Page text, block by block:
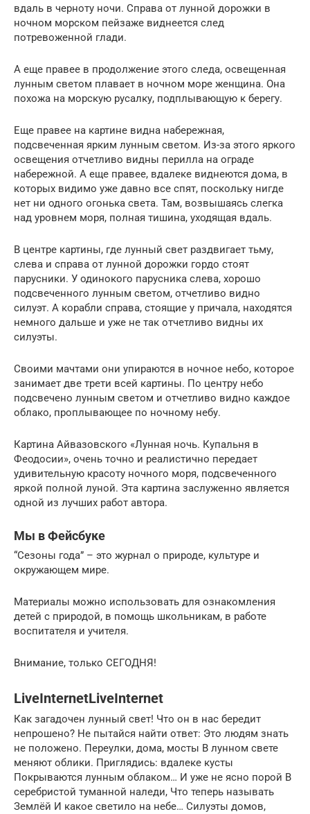
вдаль в черноту ночи. Справа от лунной дорожки в
ночном морском пейзаже виднеется след
потревоженной глади.
А еще правее в продолжение этого следа, освещенная
лунным светом плавает в ночном море женщина. Она
похожа на морскую русалку, подплывающую к берегу.
Еще правее на картине видна набережная,
подсвеченная ярким лунным светом. Из-за этого яркого
освещения отчетливо видны перилла на ограде
набережной. А еще правее, вдалеке виднеются дома, в
которых видимо уже давно все спят, поскольку нигде
нет ни одного огонька света. Там, возвышаясь слегка
над уровнем моря, полная тишина, уходящая вдаль.
В центре картины, где лунный свет раздвигает тьму,
слева и справа от лунной дорожки гордо стоят
парусники. У одинокого парусника слева, хорошо
подсвеченного лунным светом, отчетливо видно
силуэт. А корабли справа, стоящие у причала, находятся
немного дальше и уже не так отчетливо видны их
силуэты.
Своими мачтами они упираются в ночное небо, которое
занимает две трети всей картины. По центру небо
подсвечено лунным светом и отчетливо видно каждое
облако, проплывающее по ночному небу.
Картина Айвазовского «Лунная ночь. Купальня в
Феодосии», очень точно и реалистично передает
удивительную красоту ночного моря, подсвеченного
яркой полной луной. Эта картина заслуженно является
одной из лучших работ автора.
Мы в Фейсбуке
“Сезоны года” – это журнал о природе, культуре и
окружающем мире.
Материалы можно использовать для ознакомления
детей с природой, в помощь школьникам, в работе
воспитателя и учителя.
Внимание, только СЕГОДНЯ!
LiveInternetLiveInternet
Как загадочен лунный свет! Что он в нас бередит
непрошено? Не пытайся найти ответ: Это людям знать
не положено. Переулки, дома, мосты В лунном свете
меняют облики. Приглядись: вдалеке кусты
Покрываются лунным облаком… И уже не ясно порой В
серебристой туманной наледи, Что теперь называть
Землёй И какое светило на небе… Силуэты домов,